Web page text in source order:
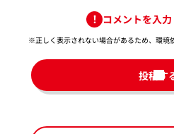
コメントを入
※正しく表示されない場合があるため、環境
投稿す